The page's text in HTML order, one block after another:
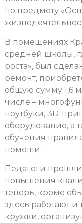
по предмету
В помещениях
средней школы,
роста», был
ремонт,
общую сумму 1,6
числе –
ноутбуки, 3D-
оборудование, а
обучения
помощи.
Педагоги
повышения
теперь, кроме
здесь работают и
кружки,